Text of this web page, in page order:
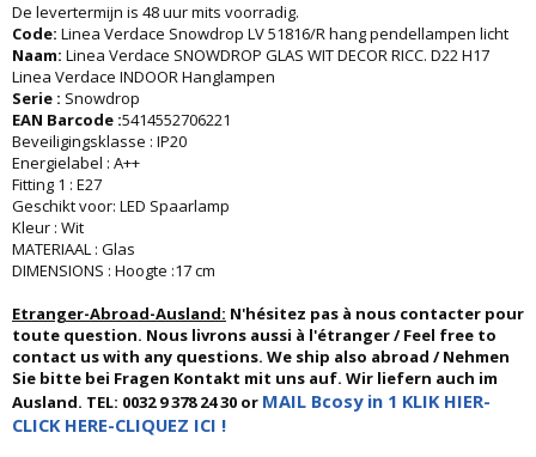
De levertermijn is 48 uur mits voorradig.
Code: Linea Verdace Snowdrop LV 51816/R hang pendellampen licht
Naam: Linea Verdace SNOWDROP GLAS WIT DECOR RICC. D22 H17
Linea Verdace INDOOR Hanglampen
Serie : Snowdrop
EAN Barcode :5414552706221
Beveiligingsklasse : IP20
Energielabel : A++
Fitting 1 : E27
Geschikt voor: LED Spaarlamp
Kleur : Wit
MATERIAAL : Glas
DIMENSIONS : Hoogte :17 cm
Etranger-Abroad-Ausland: N'hésitez pas à nous contacter pour
toute question. Nous livrons aussi à l'étranger / Feel free to
contact us with any questions. We ship also abroad / Nehmen
Sie bitte bei Fragen Kontakt mit uns auf. Wir liefern auch im
Ausland. TEL: 0032 9 378 24 30 or MAIL Bcosy in 1 KLIK HIER-
CLICK HERE-CLIQUEZ ICI !